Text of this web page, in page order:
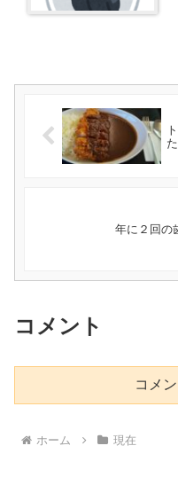
年に２回の
コメント
コメ
ホーム 現在